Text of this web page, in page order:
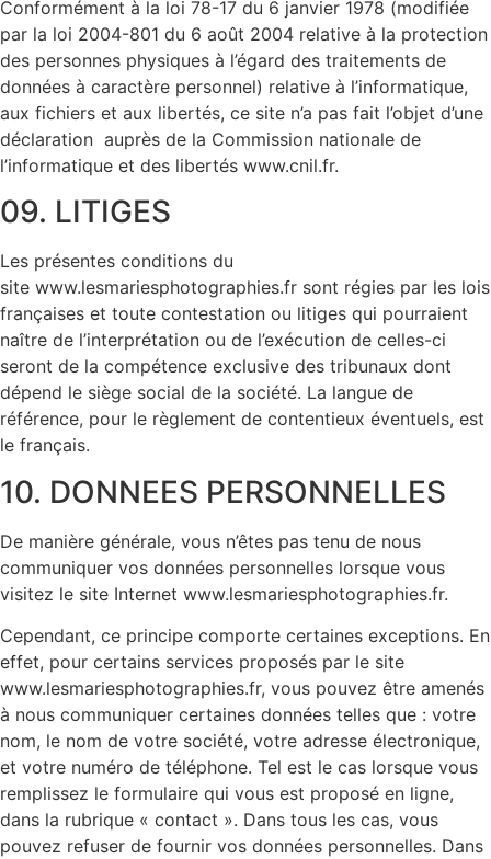
Conformément à la loi 78-17 du 6 janvier 1978 (modifiée
par la loi 2004-801 du 6 août 2004 relative à la protection
des personnes physiques à l’égard des traitements de
données à caractère personnel) relative à l’informatique,
aux fichiers et aux libertés, ce site n’a pas fait l’objet d’une
déclaration auprès de la Commission nationale de
l’informatique et des libertés www.cnil.fr.
09. LITIGES
Les présentes conditions du
site www.lesmariesphotographies.fr sont régies par les lois
françaises et toute contestation ou litiges qui pourraient
naître de l’interprétation ou de l’exécution de celles-ci
seront de la compétence exclusive des tribunaux dont
dépend le siège social de la société. La langue de
référence, pour le règlement de contentieux éventuels, est
le français.
10. DONNEES PERSONNELLES
De manière générale, vous n’êtes pas tenu de nous
communiquer vos données personnelles lorsque vous
visitez le site Internet www.lesmariesphotographies.fr.
Cependant, ce principe comporte certaines exceptions. En
effet, pour certains services proposés par le site
www.lesmariesphotographies.fr, vous pouvez être amenés
à nous communiquer certaines données telles que : votre
nom, le nom de votre société, votre adresse électronique,
et votre numéro de téléphone. Tel est le cas lorsque vous
remplissez le formulaire qui vous est proposé en ligne,
dans la rubrique « contact ». Dans tous les cas, vous
pouvez refuser de fournir vos données personnelles. Dans